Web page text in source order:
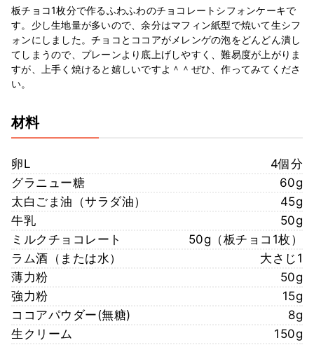
板チョコ1枚分で作るふわふわのチョコレートシフォンケーキで
す。少し生地量が多いので、余分はマフィン紙型で焼いて生シフ
ォンにしました。チョコとココアがメレンゲの泡をどんどん潰し
てしまうので、プレーンより底上げしやすく、難易度が上がりま
すが、上手く焼けると嬉しいですよ＾＾ぜひ、作ってみてくださ
い。
材料
卵L
4個分
グラニュー糖
60g
太白ごま油（サラダ油）
45g
牛乳
50g
ミルクチョコレート
50g（板チョコ1枚）
ラム酒（または水）
大さじ1
薄力粉
50g
強力粉
15g
ココアパウダー(無糖)
8g
生クリーム
150g